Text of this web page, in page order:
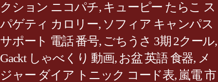
クション ニコパチ, キューピー たらこ ス
パゲティ カロリー, ソフィア キャンパス
サポート 電話 番号, ごちうさ 3期 2クール,
Gackt しゃべくり 動画, お盆 英語 食器, メ
ジャー ダイア トニック コード表, 嵐電 市